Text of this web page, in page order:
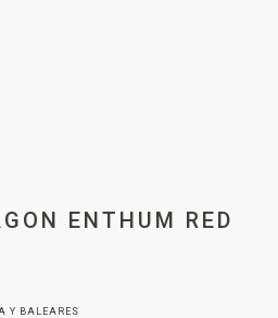
ENTHUM RED
Y BALEARES